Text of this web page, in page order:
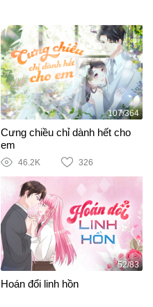
107/364
Cưng chiều chỉ dành hết cho
em
46.2K 326
52/83
Hoán đổi linh hồn